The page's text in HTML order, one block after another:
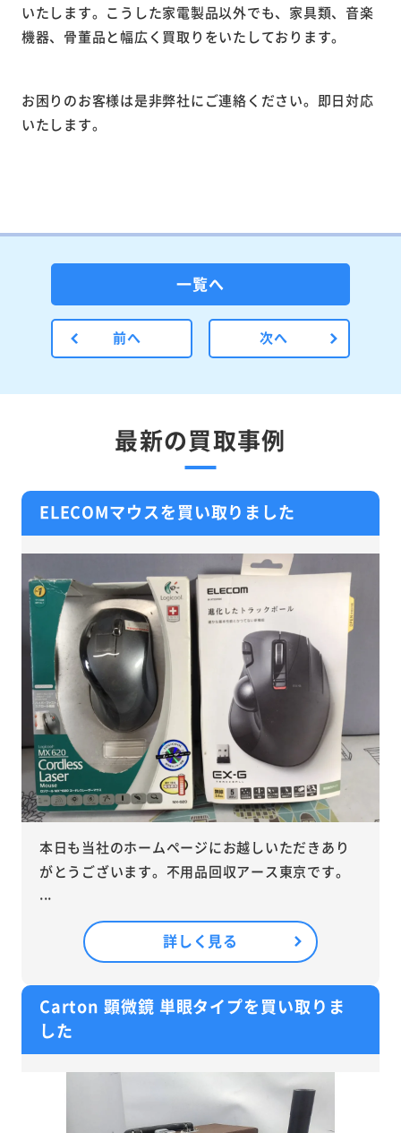
いたします。こうした家電製品以外でも、家具類、音楽
機器、骨董品と幅広く買取りをいたしております。
お困りのお客様は是非弊社にご連絡ください。即日対応
いたします。
前へ
一覧へ
次へ
最新の買取事例
ELECOMマウスを買い取りました
本日も当社のホームページにお越しいただきあり
がとうございます。不用品回収アース東京です。
...
詳しく見る
Carton 顕微鏡 単眼タイプを買い取りま
した